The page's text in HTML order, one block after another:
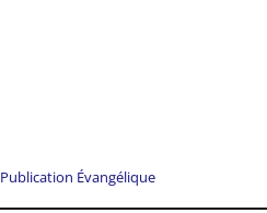
Publication Évangélique